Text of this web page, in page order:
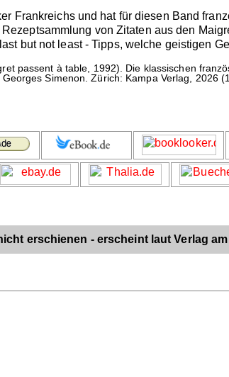
Frankreichs und hat für diesen Band
von Zitaten aus den
but not least - Tipps, welche geistigen
passent à table, 1992). Die klassischen
Simenon. Zürich: Kampa Verlag, 2026
erschienen - erscheint laut Verlag am